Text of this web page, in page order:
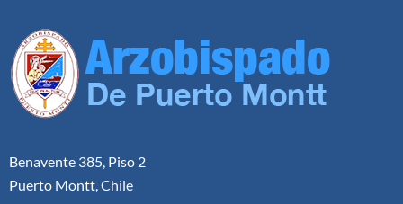
Benavente 385, Piso 2
Puerto Montt, Chile